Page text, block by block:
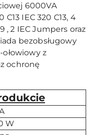
6000VA
IEC 320 C13, 4
, 2 IEC Jumpers oraz
bezobsługowy
z
ochronę
W